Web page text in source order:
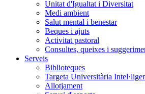
Unitat d'Igualtat i Diversitat
Medi ambient
Salut mental i benestar
Beques i ajuts
Activitat pastoral
Consultes, queixes i
Serveis
Biblioteques
Targeta Universitària
Allotjament